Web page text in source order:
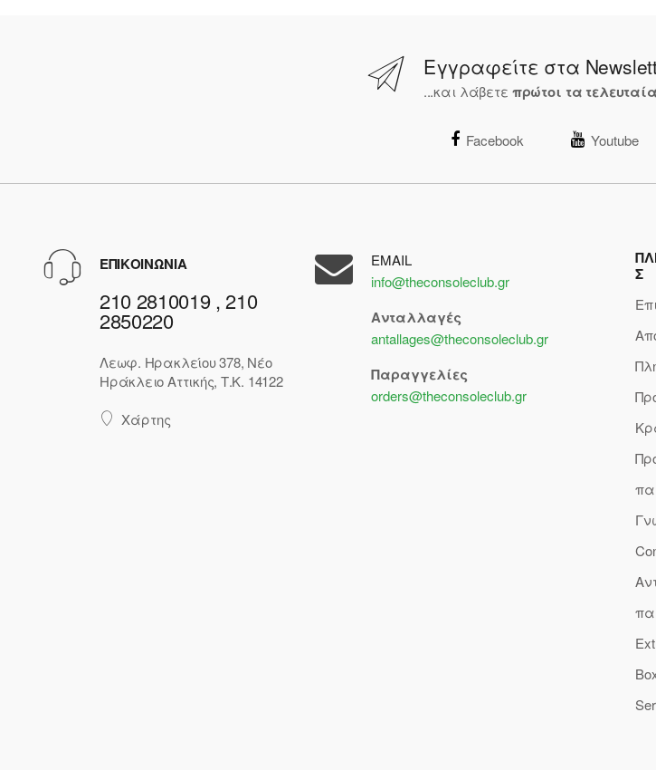
Εγγραφείτε στα
...και λάβετε πρώτοι τα
Facebook Youtube
ΕΠΙΚΟΙΝΩΝΙΑ
210 2810019 , 210
2850220
Λεωφ. Ηρακλείου 378, Νέο
Ηράκλειο Αττικής, Τ.Κ. 14122
Χάρτης
EMAIL
info@theconsoleclub.gr
Ανταλλαγές
antallages@theconsoleclub.gr
Παραγγελίες
orders@theconsoleclub.gr
Σ